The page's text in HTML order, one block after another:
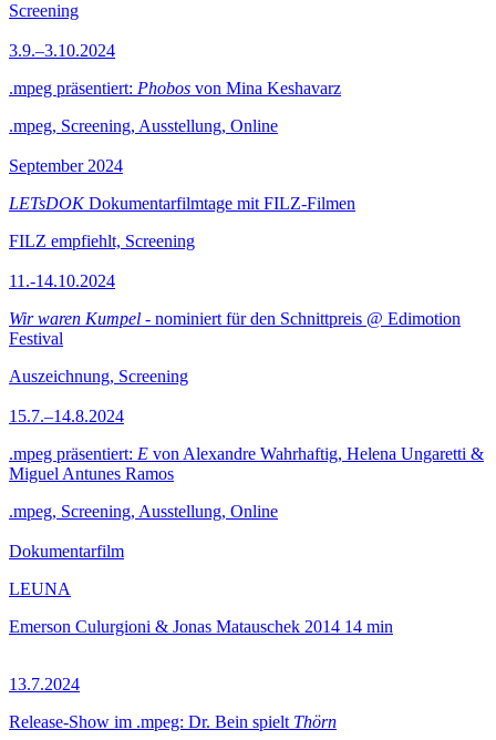
Screening
3.9.–3.10.2024
.mpeg präsentiert: Phobos von Mina Keshavarz
.mpeg, Screening, Ausstellung, Online
September 2024
LETsDOKDokumentarfilmtage mit FILZ-Filmen
FILZ empfiehlt, Screening
11.-14.10.2024
Wir waren Kumpel - nominiert für den Schnittpreis @ Edimotion
Festival
Auszeichnung, Screening
15.7.–14.8.2024
.mpeg präsentiert: E von Alexandre Wahrhaftig, Helena Ungaretti &
Miguel Antunes Ramos
.mpeg, Screening, Ausstellung, Online
Dokumentarfilm
LEUNA
Emerson Culurgioni & Jonas Matauschek 2014 14 min
13.7.2024
Release-Show im .mpeg: Dr. Bein spielt Thörn